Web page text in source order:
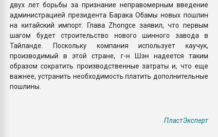
двух лет борьбы за признание неправомерным введение
администрацией президента Барака Обамы новых пошлин
на китайский импорт. Глава Zhongce заявил, что первым
шагом будет строительство нового шинного завода в
Тайланде. Поскольку компания использует каучук,
производимый в этой стране, г-н Шэн надеется таким
образом сократить производственные затраты и, что еще
важнее, устранить необходимость платить дополнительные
пошлины.
ПластЭксперт